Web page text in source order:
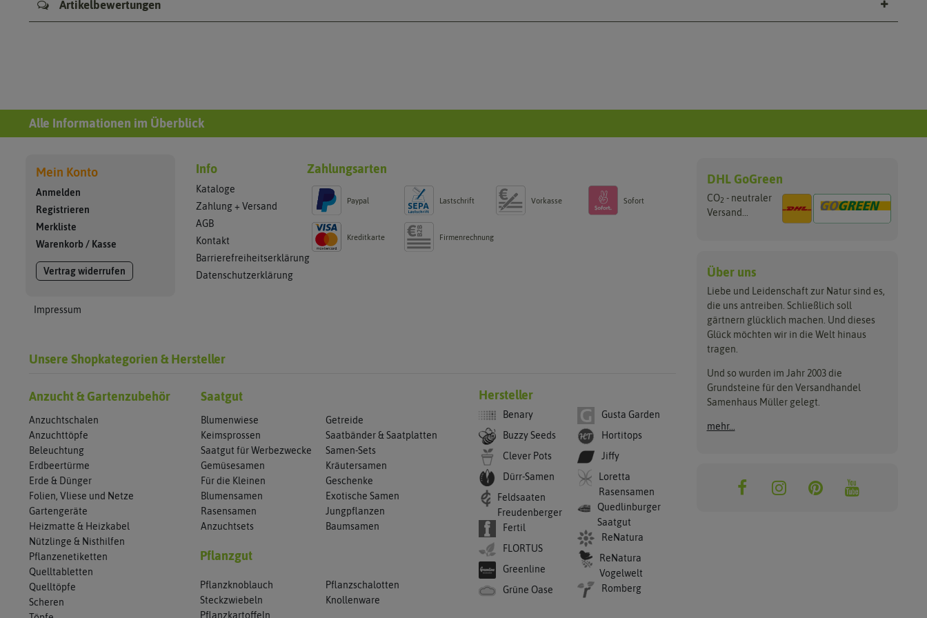
Artikelbewertungen
Alle Informationen im Überblick
Mein Konto
Anmelden
Registrieren
Merkliste
Warenkorb / Kasse
Vertrag widerrufen
Impressum
Info
Kataloge
Zahlung + Versand
AGB
Kontakt
Barrierefreiheitserklärung
Datenschutzerklärung
Zahlungsarten
Paypal Lastschrift Vorkasse Sofort
Kreditkarte Firmenrechnung
Unsere Shopkategorien & Hersteller
Anzucht & Gartenzubehör
Anzuchtschalen
Anzuchttöpfe
Beleuchtung
Erdbeertürme
Erde & Dünger
Folien, Vliese und Netze
Gartengeräte
Heizmatte & Heizkabel
Nützlinge & Nisthilfen
Pflanzenetiketten
Quelltabletten
Quelltöpfe
Scheren
Saatgut
Blumenwiese
Getreide
Keimsprossen
Saatbänder & Saatplatten
Saatgut für Werbezwecke
Samen-Sets
Gemüsesamen
Kräutersamen
Für die Kleinen
Geschenke
Blumensamen
Exotische Samen
Rasensamen
Jungpflanzen
Anzuchtsets
Baumsamen
Pflanzgut
Pflanzknoblauch
Pflanzschalotten
Steckzwiebeln
Knollenware
Pflanzkartoffeln
Hersteller
Benary
Buzzy Seeds
Clever Pots
Dürr-Samen
Feldsaaten
Freudenberger
Fertil
FLORTUS
Greenline
Grüne Oase
Gusta Garden
Hortitops
Jiffy
Loretta
Rasensamen
Quedlinburger
Saatgut
ReNatura
ReNatura
Vogelwelt
Romberg
DHL GoGreen
CO2 - neutraler
Versand...
Über uns
Liebe und Leidenschaft zur Natur sind es,
die uns antreiben. Schließlich soll
gärtnern glücklich machen. Und dieses
Glück möchten wir in die Welt hinaus
tragen.
Und so wurden im Jahr 2003 die
Grundsteine für den Versandhandel
Samenhaus Müller gelegt.
mehr...